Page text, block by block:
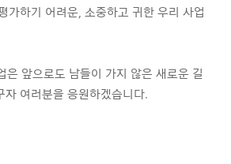
가하기 어려운, 소중하고 귀한 우리 사업
은 앞으로도 남들이 가지 않은 새로운 길
자 여러분을 응원하겠습니다.